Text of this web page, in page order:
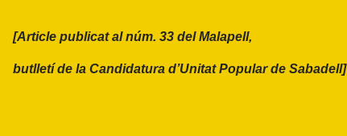
[Article publicat al núm. 33 del Malapell,
butlletí de la Candidatura d’Unitat Popular de Sabadell]